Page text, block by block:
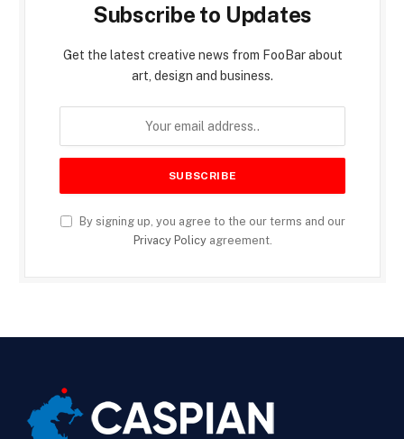
Subscribe to Updates
Get the latest creative news from FooBar about
art, design and business.
By signing up, you agree to the our terms and our
Privacy Policyagreement.